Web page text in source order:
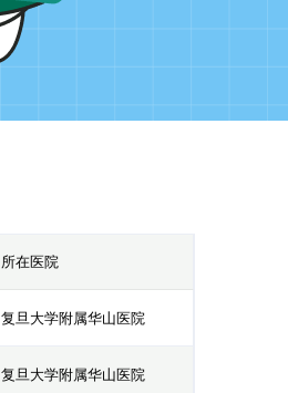
所在医院
复旦大学附属华山医院
复旦大学附属华山医院